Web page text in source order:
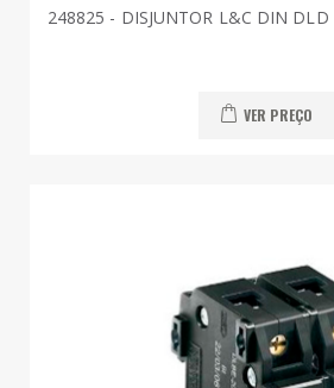
248825 - DISJUNTOR L&C DIN DLD
VER PREÇO